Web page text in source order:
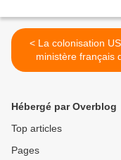
< La colonisation US du
ministère français
lÉconomie
Hébergé par Overblog
Top articles
Pages